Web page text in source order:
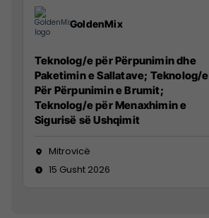
GoldenMix
Teknolog/e për Përpunimin dhe
Paketimin e Sallatave; Teknolog/e
Për Përpunimin e Brumit;
Teknolog/e për Menaxhimin e
Sigurisë së Ushqimit
Mitrovicë
15 Gusht 2026